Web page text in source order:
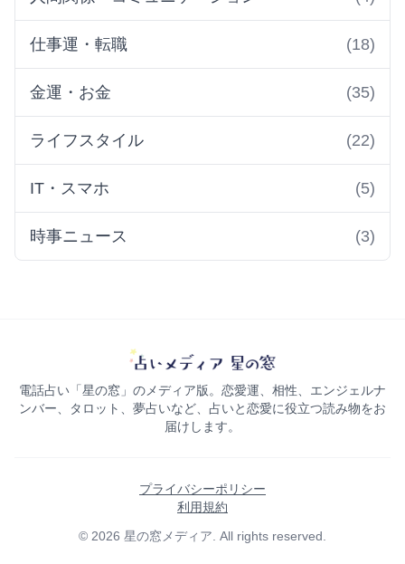
仕事運・転職 (18)
金運・お金 (35)
ライフスタイル (22)
IT・スマホ (5)
時事ニュース (3)
電話占い「星の窓」のメディア版。恋愛運、相性、エンジェルナ
ンバー、タロット、夢占いなど、占いと恋愛に役立つ読み物をお
届けします。
プライバシーポリシー
利用規約
© 2026 星の窓メディア. All rights reserved.